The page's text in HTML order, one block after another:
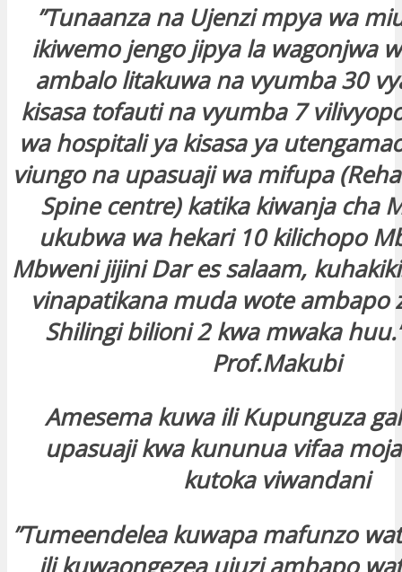
”Tunaanza na Ujenzi mpya wa
ikiwemo jengo jipya la wagonjwa
ambalo litakuwa na vyumba 30
kisasa tofauti na vyumba 7
wa hospitali ya kisasa ya
viungo na upasuaji wa mifupa
Spine centre) katika kiwanja cha
ukubwa wa hekari 10 kilichopo
Mbweni jijini Dar es salaam,
vinapatikana muda wote ambapo
Shilingi bilioni 2 kwa mwaka
Prof.Makubi
Amesema kuwa ili Kupunguza
upasuaji kwa kununua vifaa
kutoka viwandani
”Tumeendelea kuwapa mafunzo